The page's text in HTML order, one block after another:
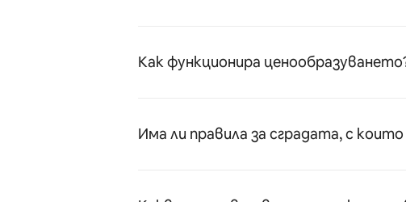
Как функционира
Има ли правила за сградата, с